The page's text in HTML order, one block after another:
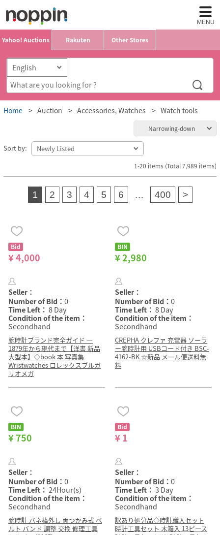
MENU
Yahoo! Auctions Rakuten Other Stores
Home Auction Accessories, Watches Watch tools
Narrowing-down
Sort by:
1-20 items (Total 7,989 items)
1 2 3 4 5 6 … 400 >
Bid
¥ 4,000
Seller：
Number of Bid： 0
Time Left： 8 Day
Condition of the item：
Secondhand
腕時計ブランド完全ガイド —
1879年から現代まで【洋書 新品
大型本】◇book 本 写真集
Wristwatches ロレックスブルガ
リオメガ
BIN
¥ 2,980
Seller：
Number of Bid： 0
Time Left： 8 Day
Condition of the item：
Secondhand
CREPHA クレファ 充電器 ソーラ
ー腕時計用 USBコード付き BSC-
4162-BK ☆新品 メール便送料無
料
BIN
¥ 750
Seller：
Number of Bid： 0
Time Left： 24Hour(s)
Condition of the item：
Secondhand
腕時計 バネ棒外し 両つかみ式 ベ
ルト バンド 調整 交換 修理工具
Bid
¥ 1
Seller：
Number of Bid： 0
Time Left： 3 Day
Condition of the item：
Secondhand
訳あり処分品◇時計職人セット
時計工具セット 木箱入 13ピース